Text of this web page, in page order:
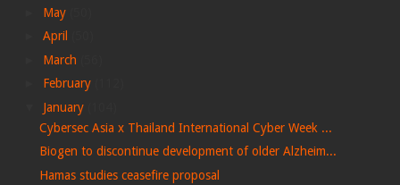
May
April
March
February
January
Cybersec Asia x Thailand International Cyber Week ...
Biogen to discontinue development of older Alzheim...
Hamas studies ceasefire proposal